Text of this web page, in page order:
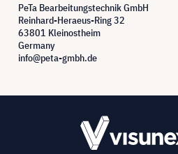
PeTa Bearbeitungstechnik GmbH
Reinhard-Heraeus-Ring 32
63801 Kleinostheim
Germany
info@peta-gmbh.de